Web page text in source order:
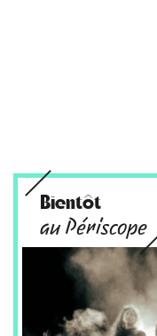
Bientôt
au Périscope